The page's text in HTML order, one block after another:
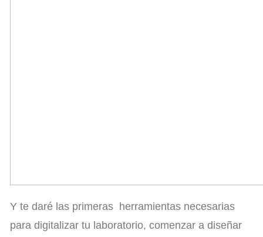
Y te daré las primeras herramientas necesarias
para digitalizar tu laboratorio, comenzar a diseñar